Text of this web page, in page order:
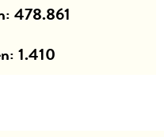
478.861
1.410